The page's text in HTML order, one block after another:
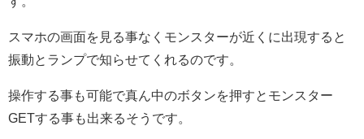
スマホの画面を見る事なくモンスターが近くに出現すると
振動とランプで知らせてくれるのです。
操作する事も可能で真ん中のボタンを押すとモンスター
GETする事も出来るそうです。